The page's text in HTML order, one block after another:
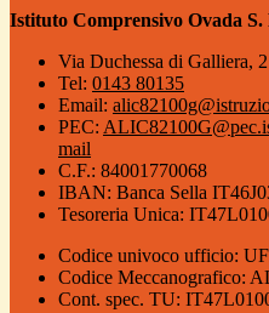
Istituto Comprensivo Ovada
Via Duchessa di Galliera,
Tel: 0143 80135
Email:
PEC:
mail
C.F.: 84001770068
IBAN: Banca Sella
Tesoreria Unica:
Codice univoco ufficio:
Codice Meccanografico:
Cont. spec. TU: